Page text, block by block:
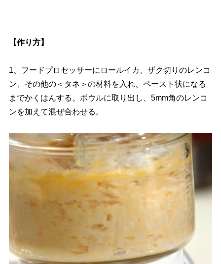
【作り方】
1、フードプロセッサーにロールイカ、ザク切りのレンコ
ン、その他の＜タネ＞の材料を入れ、ペースト状になる
までかくはんする。ボウルに取り出し、5mm角のレンコ
ンを加えて混ぜ合わせる。